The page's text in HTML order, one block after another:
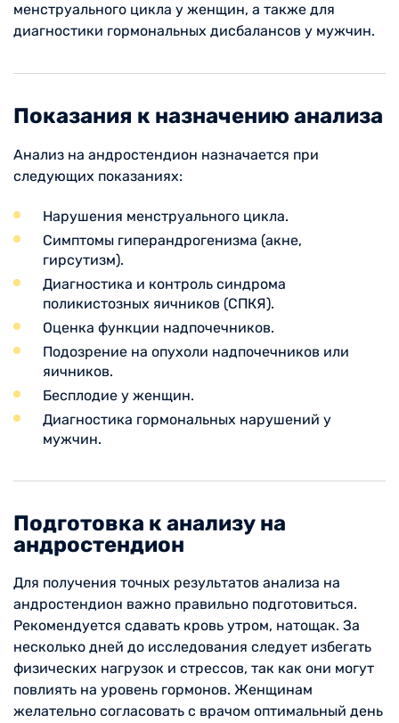
менструального цикла у женщин, а также для
диагностики гормональных дисбалансов у мужчин.
Показания к назначению анализа
Анализ на андростендион назначается при
следующих показаниях:
Нарушения менструального цикла.
Симптомы гиперандрогенизма (акне,
гирсутизм).
Диагностика и контроль синдрома
поликистозных яичников (СПКЯ).
Оценка функции надпочечников.
Подозрение на опухоли надпочечников или
яичников.
Бесплодие у женщин.
Диагностика гормональных нарушений у
мужчин.
Подготовка к анализу на
андростендион
Для получения точных результатов анализа на
андростендион важно правильно подготовиться.
Рекомендуется сдавать кровь утром, натощак. За
несколько дней до исследования следует избегать
физических нагрузок и стрессов, так как они могут
повлиять на уровень гормонов. Женщинам
желательно согласовать с врачом оптимальный день